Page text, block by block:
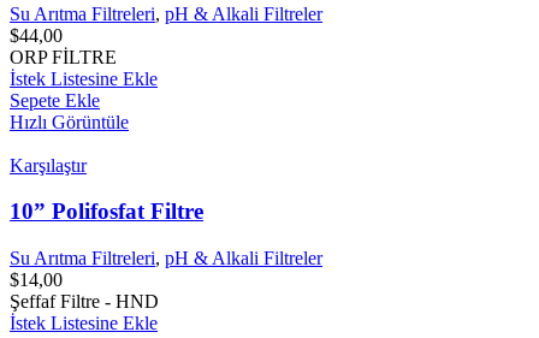
Su Arıtma Filtreleri, pH & Alkali Filtreler
$44,00
ORP FİLTRE
İstek Listesine Ekle
Sepete Ekle
Hızlı Görüntüle
Karşılaştır
10” Polifosfat Filtre
Su Arıtma Filtreleri, pH & Alkali Filtreler
$14,00
Şeffaf Filtre - HND
İstek Listesine Ekle